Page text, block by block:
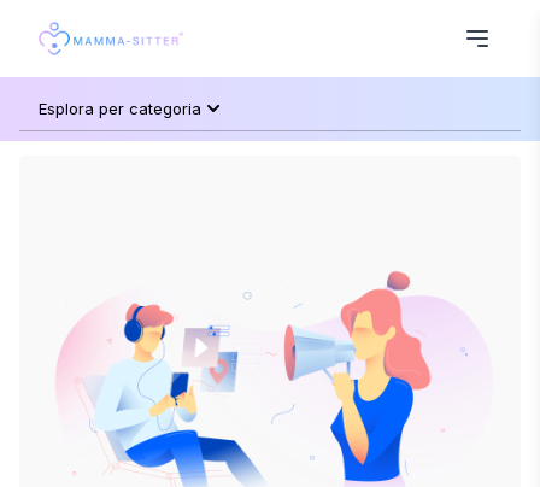
Esplora per categoria